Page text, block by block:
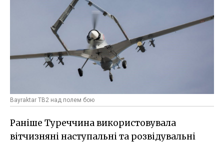
Bayraktar TB2 над полем бою
Раніше Туреччина використовувала
вітчизняні наступальні та розвідувальні